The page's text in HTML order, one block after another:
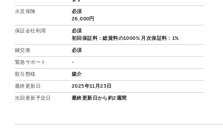
火災保険
必須
26,000円
保証会社利用
必須
初回保証料：総賃料の1000% 月次保証料：1%
鍵交換 必須
緊急サポート -
取引態様 媒介
最終更新日 2025年11月23日
次回更新予定日 最終更新日から約2週間